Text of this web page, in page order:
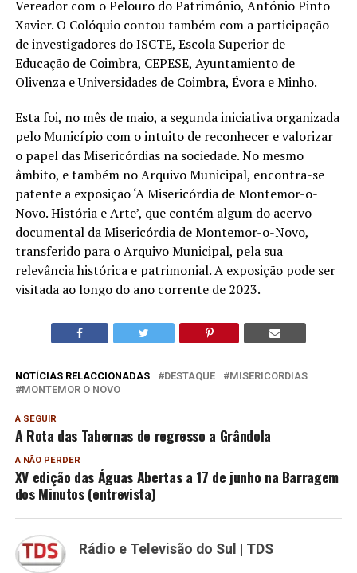
Vereador com o Pelouro do Património, António Pinto
Xavier. O Colóquio contou também com a participação
de investigadores do ISCTE, Escola Superior de
Educação de Coimbra, CEPESE, Ayuntamiento de
Olivenza e Universidades de Coimbra, Évora e Minho.
Esta foi, no mês de maio, a segunda iniciativa organizada
pelo Município com o intuito de reconhecer e valorizar
o papel das Misericórdias na sociedade. No mesmo
âmbito, e também no Arquivo Municipal, encontra-se
patente a exposição ‘A Misericórdia de Montemor-o-
Novo. História e Arte’, que contém algum do acervo
documental da Misericórdia de Montemor-o-Novo,
transferido para o Arquivo Municipal, pela sua
relevância histórica e patrimonial. A exposição pode ser
visitada ao longo do ano corrente de 2023.
NOTÍCIAS RELACCIONADAS DESTAQUE
MISERICORDIAS
MONTEMOR O NOVO
A SEGUIR
A Rota das Tabernas de regresso a Grândola
A NÃO PERDER
XV edição das Águas Abertas a 17 de junho na Barragem
dos Minutos (entrevista)
Rádio e Televisão do Sul | TDS